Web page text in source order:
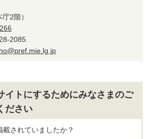
2階）
2085
イトにするためにみなさまのご
ださい
されていましたか？